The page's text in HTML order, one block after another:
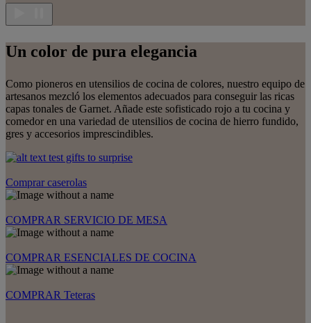
Un color de pura elegancia
Como pioneros en utensilios de cocina de colores, nuestro equipo de
artesanos mezcló los elementos adecuados para conseguir las ricas
capas tonales de Garnet. Añade este sofisticado rojo a tu cocina y
comedor en una variedad de utensilios de cocina de hierro fundido,
gres y accesorios imprescindibles.
Comprar caserolas
COMPRAR SERVICIO DE MESA
COMPRAR ESENCIALES DE COCINA
COMPRAR Teteras